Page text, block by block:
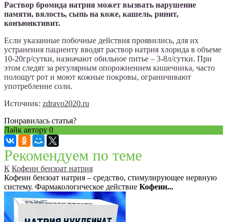
Раствор бромида натрия может вызвать нарушение
памяти, вялость, сыпь на коже, кашель, ринит,
конъюнктивит.
Если указанные побочные действия проявились, для их
устранения пациенту вводят раствор натрия хлорида в объеме
10-20гр/сутки, назначают обильное питье – 3-8л/сутки. При
этом следят за регулярным опорожнением кишечника, часто
полощут рот и моют кожные покровы, ограничивают
употребление соли.
Источник: zdravo2020.ru
Понравилась статья?
Лайк автору 0
Рекомендуем по теме
К Кофеин бензоат натрия
Кофеин бензоат натрия – средство, стимулирующее нервную
систему. Фармакологическое действие Кофеин...